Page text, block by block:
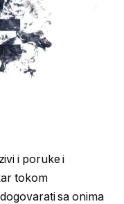
i poruke i
tokom
sa onima